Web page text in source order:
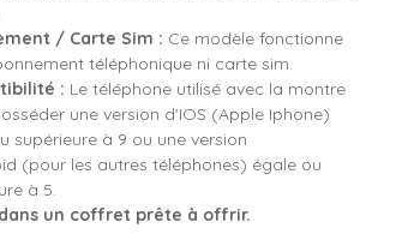
/ Carte Sim : Ce modèle fonctionne
téléphonique ni carte sim.
: Le téléphone utilisé avec la montre
une version d'IOS (Apple Iphone)
supérieure à 9 ou une version
(pour les autres téléphones) égale ou
à 5.
un coffret prête à offrir.